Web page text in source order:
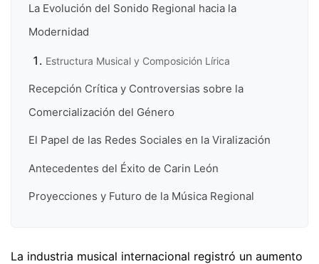
La Evolución del Sonido Regional hacia la
Modernidad
Estructura Musical y Composición Lírica
Recepción Crítica y Controversias sobre la
Comercialización del Género
El Papel de las Redes Sociales en la Viralización
Antecedentes del Éxito de Carin León
Proyecciones y Futuro de la Música Regional
La industria musical internacional registró un aumento